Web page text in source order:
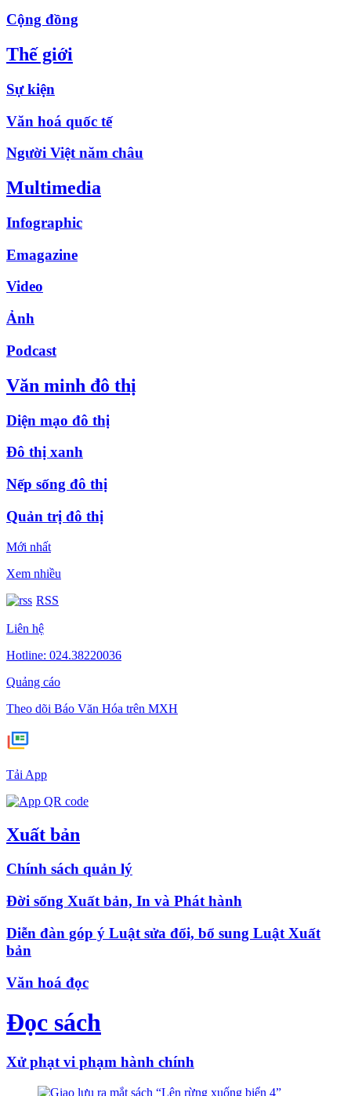
Cộng đồng
Thế giới
Sự kiện
Văn hoá quốc tế
Người Việt năm châu
Multimedia
Infographic
Emagazine
Video
Ảnh
Podcast
Văn minh đô thị
Diện mạo đô thị
Đô thị xanh
Nếp sống đô thị
Quản trị đô thị
Mới nhất
Xem nhiều
RSS
Liên hệ
Hotline: 024.38220036
Quảng cáo
Theo dõi Báo Văn Hóa trên MXH
Tải App
Xuất bản
Chính sách quản lý
Đời sống Xuất bản, In và Phát hành
Diễn đàn góp ý Luật sửa đổi, bổ sung Luật Xuất
bản
Văn hoá đọc
Đọc sách
Xử phạt vi phạm hành chính